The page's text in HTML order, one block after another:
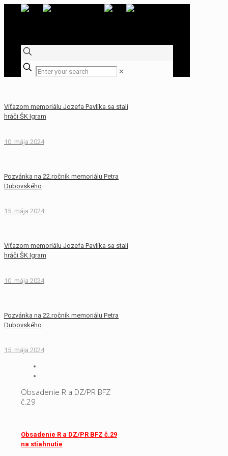
✕
Víťazom memoriálu Jozefa Pavlíka sa stali
hráči ŠK Igram
10. mája 2024
Pozvánka na 22.ročník memoriálu Petra
Dubovského
15. mája 2024
Víťazom memoriálu Jozefa Pavlíka sa stali
hráči ŠK Igram
10. mája 2024
Pozvánka na 22.ročník memoriálu Petra
Dubovského
15. mája 2024
Obsadenie R a DZ/PR BFZ
č.29
Obsadenie R a DZ/PR BFZ č.29
na stiahnutie